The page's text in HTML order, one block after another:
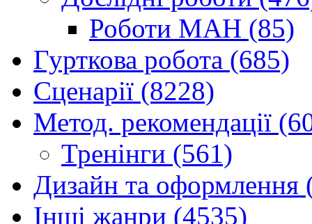
Роботи МАН (85)
Гурткова робота (685)
Сценарії (8228)
Метод. рекомендації
Тренінги (561)
Дизайн та оформлення
Інші жанри (4535)